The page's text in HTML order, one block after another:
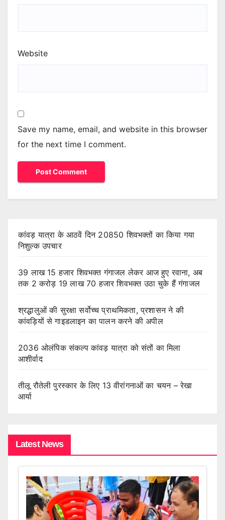
Website
Save my name, email, and website in this browser
for the next time I comment.
कांवड़ यात्रा के आठवें दिन 20850 शिवभक्तों का किया गया
निशुल्क उपचार
39 लाख 15 हजार शिवभक्त गंगाजल लेकर आज हुए रवाना, अब
तक 2 करोड़ 19 लाख 70 हजार शिवभक्त उठा चुके हैं गंगाजल
श्रद्धालुओं की सुरक्षा सर्वोच्च प्राथमिकता, प्रशासन ने की
कांवड़ियों से गाइडलाइन का पालन करने की अपील
2036 ओलंपिक संकल्प कांवड़ यात्रा को संतों का मिला
आशीर्वाद
तीलू रौतेली पुरस्कार के लिए 13 वीरांगनाओं का चयन – रेखा
आर्या
Latest News